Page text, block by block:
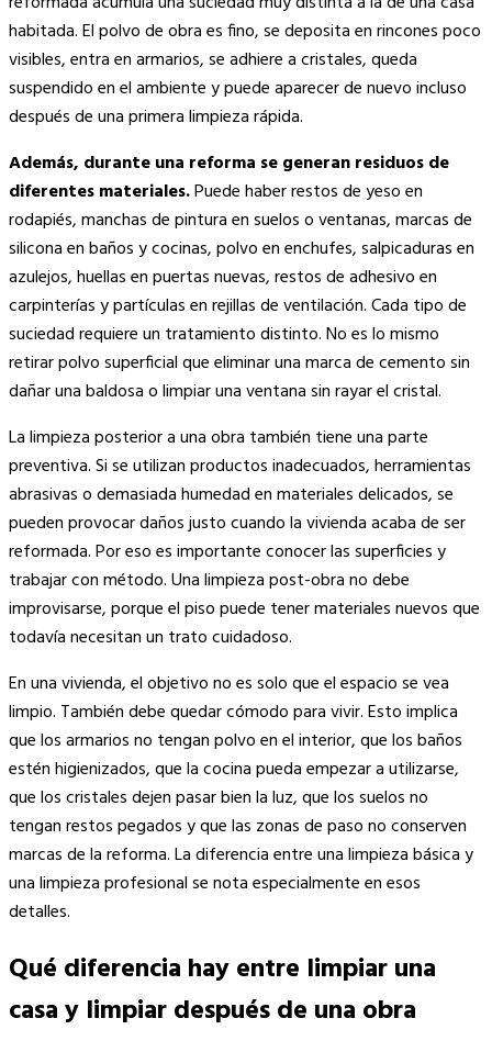
habitada. El polvo de obra es fino, se deposita en rincones poco
visibles, entra en armarios, se adhiere a cristales, queda
suspendido en el ambiente y puede aparecer de nuevo incluso
después de una primera limpieza rápida.
Además, durante una reforma se generan residuos de
diferentes materiales.Puede haber restos de yeso en
rodapiés, manchas de pintura en suelos o ventanas, marcas de
silicona en baños y cocinas, polvo en enchufes, salpicaduras en
azulejos, huellas en puertas nuevas, restos de adhesivo en
carpinterías y partículas en rejillas de ventilación. Cada tipo de
suciedad requiere un tratamiento distinto. No es lo mismo
retirar polvo superficial que eliminar una marca de cemento sin
dañar una baldosa o limpiar una ventana sin rayar el cristal.
La limpieza posterior a una obra también tiene una parte
preventiva. Si se utilizan productos inadecuados, herramientas
abrasivas o demasiada humedad en materiales delicados, se
pueden provocar daños justo cuando la vivienda acaba de ser
reformada. Por eso es importante conocer las superficies y
trabajar con método. Una limpieza post-obra no debe
improvisarse, porque el piso puede tener materiales nuevos que
todavía necesitan un trato cuidadoso.
En una vivienda, el objetivo no es solo que el espacio se vea
limpio. También debe quedar cómodo para vivir. Esto implica
que los armarios no tengan polvo en el interior, que los baños
estén higienizados, que la cocina pueda empezar a utilizarse,
que los cristales dejen pasar bien la luz, que los suelos no
tengan restos pegados y que las zonas de paso no conserven
marcas de la reforma. La diferencia entre una limpieza básica y
una limpieza profesional se nota especialmente en esos
detalles.
Qué diferencia hay entre limpiar una
casa y limpiar después de una obra